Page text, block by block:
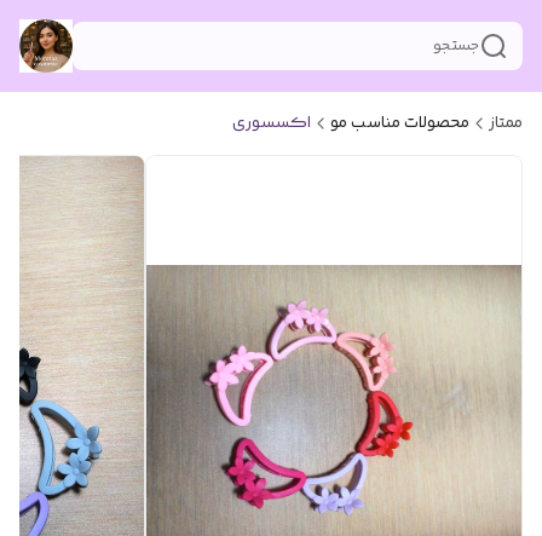
جستجو
ممتاز محصولات مناسب مو اکسسوری